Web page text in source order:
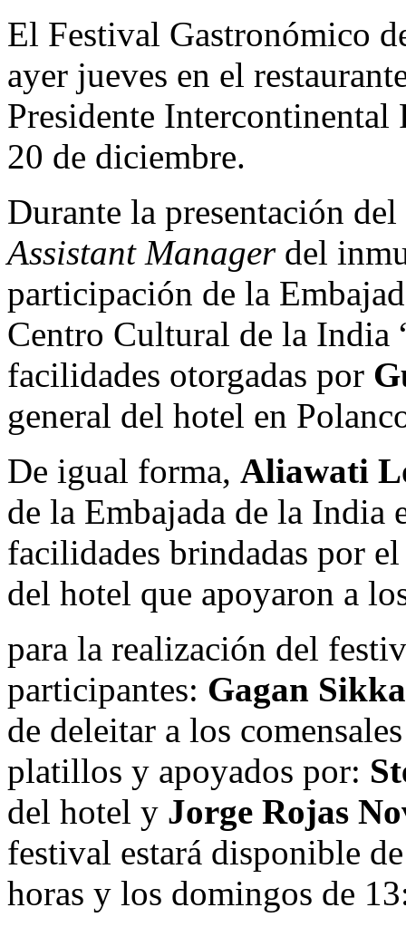
El Festival Gastronómico
ayer jueves en el
Presidente
20 de diciembre.
Durante la presentación
Assistant Managerdel
participación de la
Centro Cultural de la India
facilidades otorgadas por
general del hotel en
De igual forma, Aliawati
de la Embajada de la India
facilidades brindadas por
del hotel que apoyaron a
para la realización del
participantes: Gagan
de deleitar a los
platillos y apoyados por:
del hotel y Jorge Rojas
festival estará disponible
horas y los domingos de